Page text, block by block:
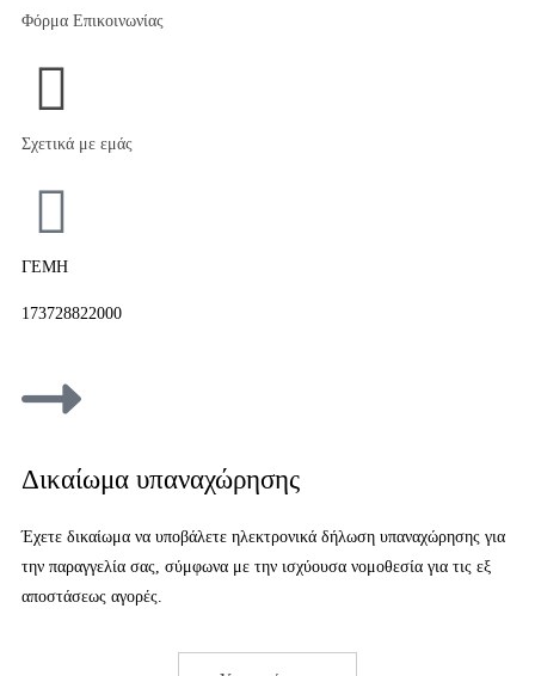
Φόρμα Επικοινωνίας
Σχετικά με εμάς
ΓΕΜΗ
173728822000
Δικαίωμα υπαναχώρησης
Έχετε δικαίωμα να υποβάλετε ηλεκτρονικά δήλωση υπαναχώρησης για
την παραγγελία σας, σύμφωνα με την ισχύουσα νομοθεσία για τις εξ
αποστάσεως αγορές.